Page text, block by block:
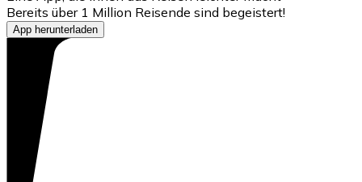
Bereits über 1 Million Reisende sind begeistert!
App herunterladen